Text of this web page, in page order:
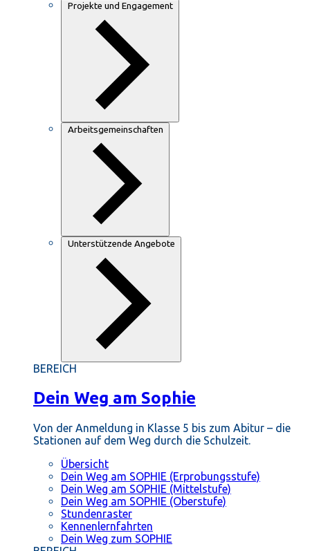
Projekte und Engagement
Arbeitsgemeinschaften
Unterstützende Angebote
BEREICH
Dein Weg am Sophie
Von der Anmeldung in Klasse 5 bis zum Abitur – die
Stationen auf dem Weg durch die Schulzeit.
Übersicht
Dein Weg am SOPHIE (Erprobungsstufe)
Dein Weg am SOPHIE (Mittelstufe)
Dein Weg am SOPHIE (Oberstufe)
Stundenraster
Kennenlernfahrten
Dein Weg zum SOPHIE